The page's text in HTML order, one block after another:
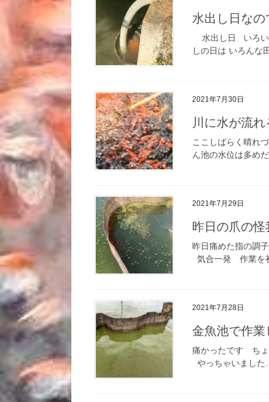
水出し日な
水出し日 いろい
しの日は いろんな
2021年7月30日
川に水が流
ここしばらく晴れ
ん池の水位は多め
2021年7月29日
昨日の爪の
昨日痛めた指の調
気合一発 作業を
2021年7月28日
金魚池で作業
痛かったです ちょ
やっちゃいまし